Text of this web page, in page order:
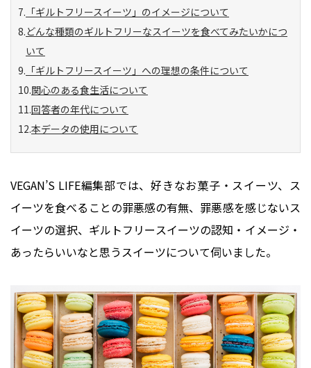
「ギルトフリースイーツ」のイメージについて
どんな種類のギルトフリーなスイーツを食べてみたいかにつ
いて
「ギルトフリースイーツ」への理想の条件について
関心のある食生活について
回答者の年代について
本データの使用について
VEGAN’S LIFE編集部では、好きなお菓子・スイーツ、ス
イーツを食べることの罪悪感の有無、 罪悪感を感じないス
イーツの選択、 ギルトフリースイーツの認知・イメージ・
あったらいいなと思うスイーツについて伺いました。